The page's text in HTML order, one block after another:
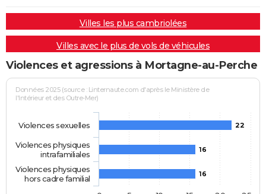
Villes les plus cambriolées
Villes avec le plus de vols de véhicules
Violences et agressions à Mortagne-au-Perche
Données 2025 (source : Linternaute.com d'après le Ministère de
l'Intérieur et des Outre-Mer)
22
16
16
Violences sexuelles
Violences physiques
intrafamiliales
Violences physiques
hors cadre familial